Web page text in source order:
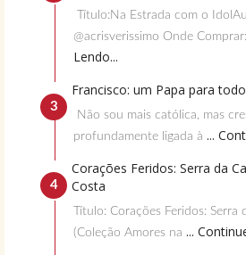
Título:Na Estrada com o
@acrisverissimo Onde Comprar:
Lendo...
Francisco: um Papa para
Não sou mais católica, mas
profundamente ligada à ...
Corações Feridos: Serra da
Costa
Título: Corações Feridos: Serra
(Coleção Amores na ...